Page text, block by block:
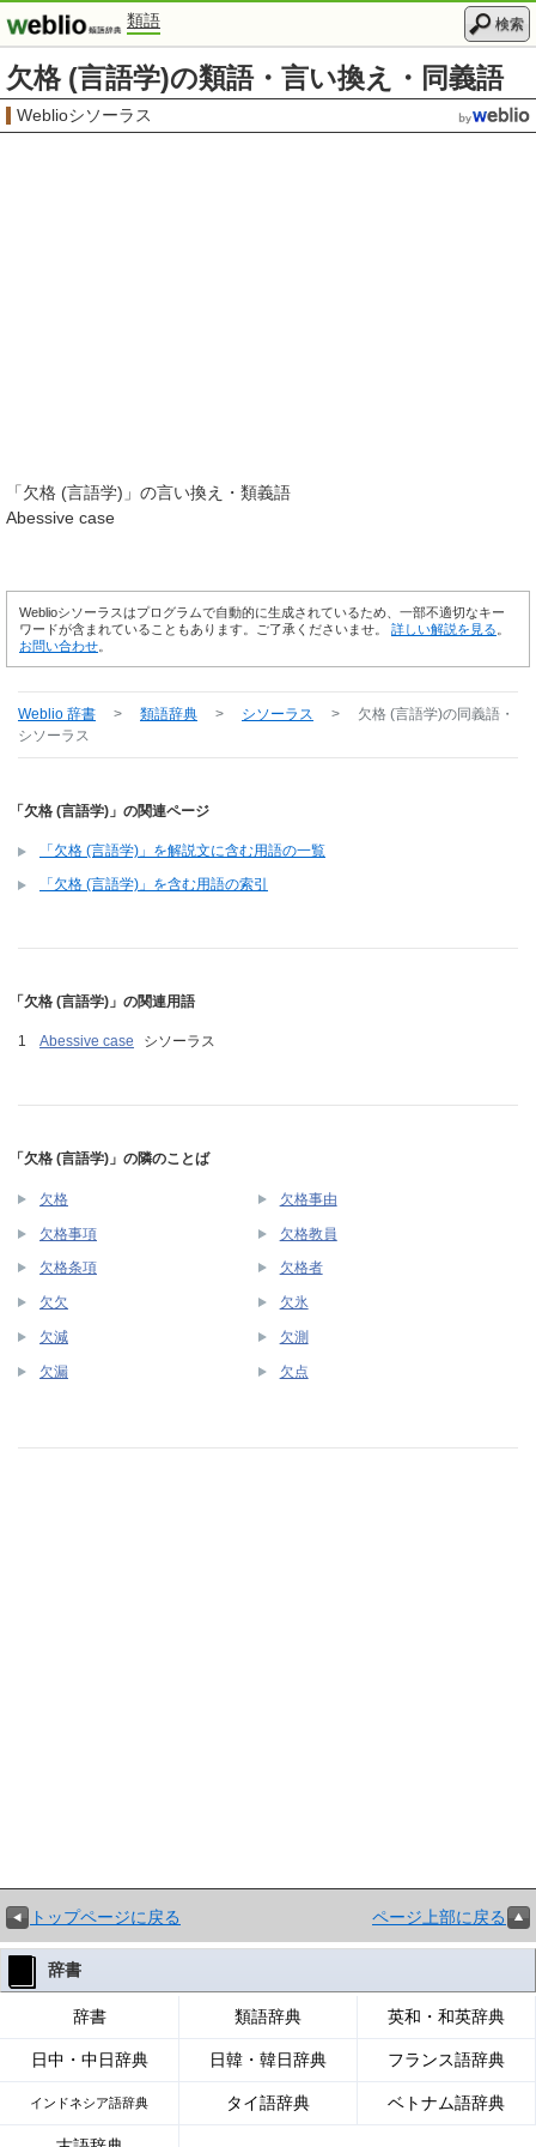
類語 検索
欠格 (言語学)の類語・言い換え・同義語
Weblioシソーラス
「欠格 (言語学) 」の言い換え・類義語
Abessive case
Weblioシソーラスはプログラムで自動的に生成されているため、一部不適切なキー
ワードが含まれていることもあります。ご了承くださいませ。 詳しい解説を見る
お問い合わせ
Weblio 辞書 > 類語辞典 > シソーラス > 欠格 (言語学)の同義語・
シソーラス
「欠格 (言語学)」の関連ページ
「欠格 (言語学)」を解説文に含む用語の一覧
「欠格 (言語学)」を含む用語の索引
「欠格 (言語学)」の関連用語
Abessive case シソーラス
「欠格 (言語学)」の隣のことば
欠格 欠格事由
欠格事項 欠格教員
欠格条項 欠格者
欠欠 欠氷
欠減 欠測
欠漏 欠点
トップページに戻る ページ上部に戻る
辞書
辞書 類語辞典 英和・和英辞典
日中・中日辞典 日韓・韓日辞典 フランス語辞典
インドネシア語辞典 タイ語辞典 ベトナム語辞典